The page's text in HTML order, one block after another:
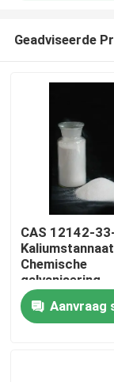
Huis
Geadviseerde
CAS 12142-
Kaliumstannaat
Chemische
galvanisering
Grondstoffen
Aanvraag